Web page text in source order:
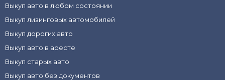
Выкуп авто в любом состоянии
Выкуп лизинговых автомобилей
Выкуп дорогих авто
Выкуп авто в аресте
Выкуп старых авто
Выкуп авто без документов